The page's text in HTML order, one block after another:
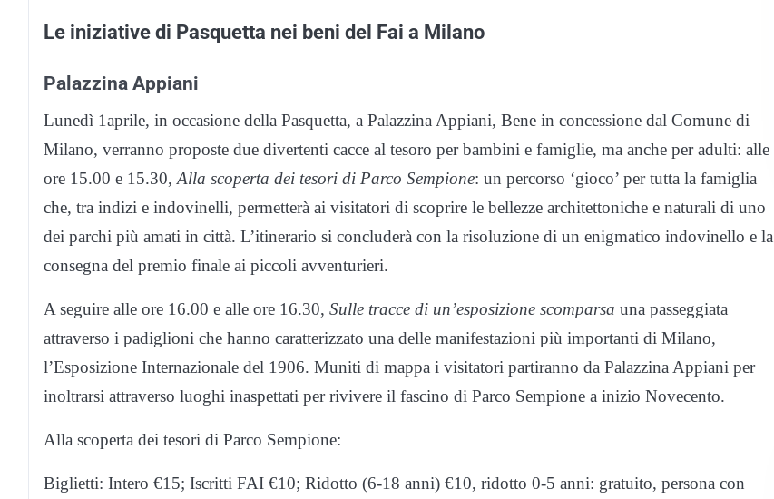
Le iniziative di Pasquetta nei beni del Fai a Milano
Palazzina Appiani
Lunedì 1aprile, in occasione della Pasquetta, a Palazzina Appiani, Bene in concessione dal Comune di
Milano, verranno proposte due divertenti cacce al tesoro per bambini e famiglie, ma anche per adulti: alle
ore 15.00 e 15.30,Alla scoperta dei tesori di Parco Sempione: un percorso ‘gioco’ per tutta la famiglia
che, tra indizi e indovinelli, permetterà ai visitatori di scoprire le bellezze architettoniche e naturali di uno
dei parchi più amati in città. L’itinerario si concluderà con la risoluzione di un enigmatico indovinello e la
consegna del premio finale ai piccoli avventurieri.
A seguire alle ore 16.00 e alle ore 16.30, Sulle tracce di un’esposizione scomparsa una passeggiata
attraverso i padiglioni che hanno caratterizzato una delle manifestazioni più importanti di Milano,
l’Esposizione Internazionale del 1906. Muniti di mappa i visitatori partiranno da Palazzina Appiani per
inoltrarsi attraverso luoghi inaspettati per rivivere il fascino di Parco Sempione a inizio Novecento.
Alla scoperta dei tesori di Parco Sempione:
Biglietti: Intero €15; Iscritti FAI €10; Ridotto (6-18 anni) €10, ridotto 0-5 anni: gratuito, persona con